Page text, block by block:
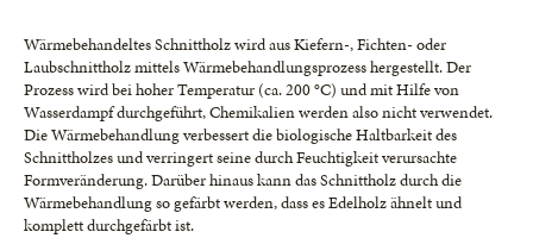
Wärmebehandeltes Schnittholz wird aus Kiefern-, Fichten- oder
Laubschnittholz mittels Wärmebehandlungsprozess hergestellt. Der
Prozess wird bei hoher Temperatur (ca. 200 °C) und mit Hilfe von
Wasserdampf durchgeführt, Chemikalien werden also nicht verwendet.
Die Wärmebehandlung verbessert die biologische Haltbarkeit des
Schnittholzes und verringert seine durch Feuchtigkeit verursachte
Formveränderung. Darüber hinaus kann das Schnittholz durch die
Wärmebehandlung so gefärbt werden, dass es Edelholz ähnelt und
komplett durchgefärbt ist.